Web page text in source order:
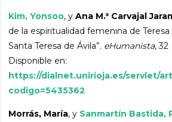
Kim, Yonsoo, yAna M.ª Carvajal
de la espiritualidad femenina de
Santa Teresa de Ávila”. eHumanista, 32
Disponible en:
https://dialnet.unirioja.es/servlet/
codigo=5435362
Morrás, María, y Sanmartín Bastida,